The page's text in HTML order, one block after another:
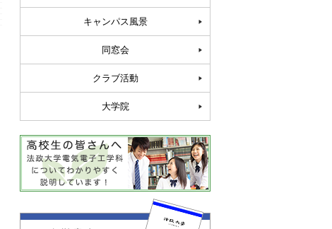
キャンパス風景
同窓会
クラブ活動
大学院